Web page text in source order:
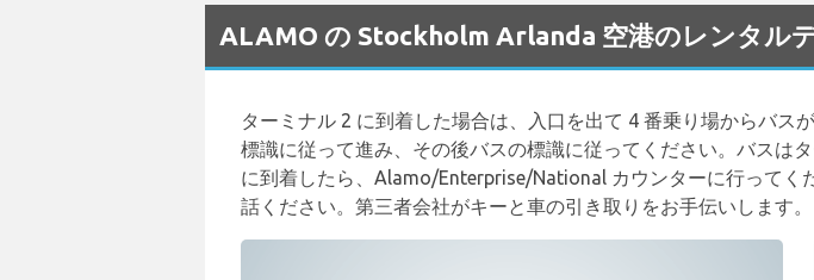
ALAMO の Stockholm Arlanda 空港のレンタル
ターミナル 2 に到着した場合は、入口を出て 4 番乗り場からバ
標識に従って進み、その後バスの標識に従ってください。バスは
に到着したら、Alamo/Enterprise/National カウンターに行ってく
話ください。第三者会社がキーと車の引き取りをお手伝いします。